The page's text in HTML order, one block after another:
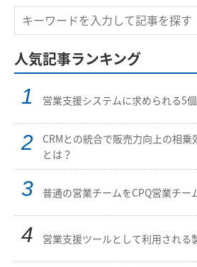
人気記事ランキング
営業支援システムに求められる5
CRMとの統合で販売力向上の相乗
とは？
普通の営業チームをCPQ営業チー
営業支援ツールとして利用される